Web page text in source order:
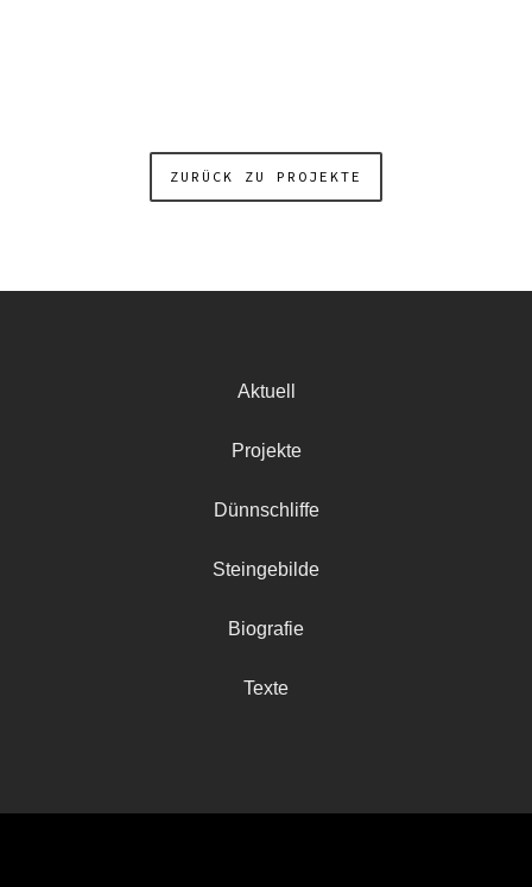
ZURÜCK ZU PROJEKTE
Aktuell
Projekte
Dünnschliffe
Steingebilde
Biografie
Texte